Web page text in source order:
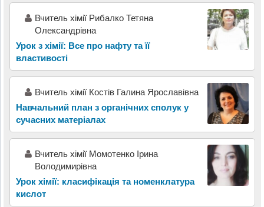
Вчитель хімії Рибалко Тетяна
Олександрівна
Урок з хімії: Все про нафту та її
властивості
Вчитель хімії Костів Галина Ярославівна
Навчальний план з органічних сполук у
сучасних матеріалах
Вчитель хімії Момотенко Ірина
Володимирівна
Урок хімії: класифікація та номенклатура
кислот